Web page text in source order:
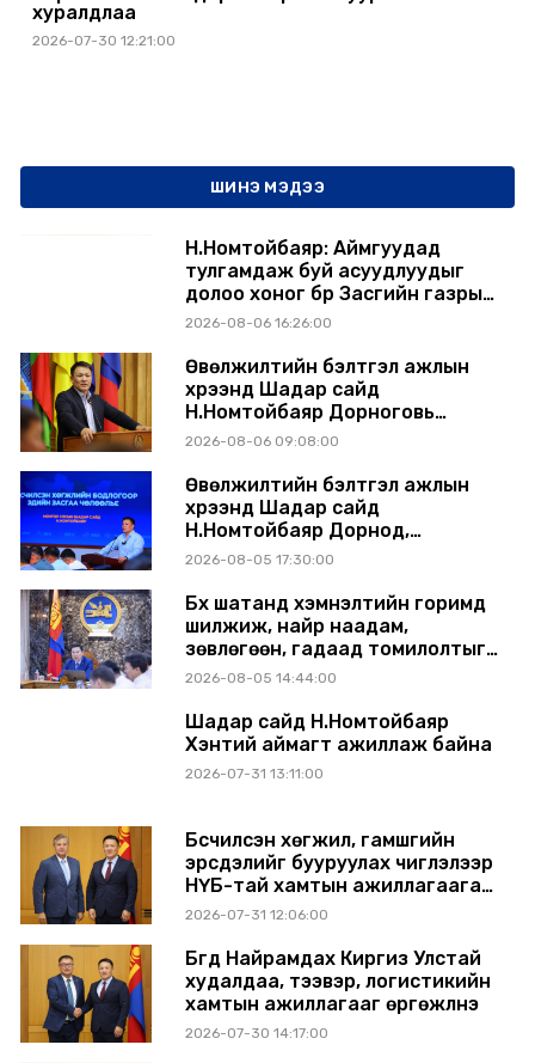
хуралдлаа
2026-07-30 12:21:00
ШИНЭ МЭДЭЭ
Н.Номтойбаяр: Аймгуудад
тулгамдаж буй асуудлуудыг
долоо хоног бүр Засгийн газрын
хуралдаанд танилцуулж,
2026-08-06 16:26:00
Өвөлжилтийн бэлтгэл ажлын
хүрээнд Шадар сайд
Н.Номтойбаяр Дорноговь
аймагт ажиллав
2026-08-06 09:08:00
Өвөлжилтийн бэлтгэл ажлын
хүрээнд Шадар сайд
Н.Номтойбаяр Дорнод,
Сүхбаатар аймагт ажиллав
2026-08-05 17:30:00
Бүх шатанд хэмнэлтийн горимд
шилжиж, найр наадам,
зөвлөгөөн, гадаад томилолтыг
хориглолоо
2026-08-05 14:44:00
Шадар сайд Н.Номтойбаяр
Хэнтий аймагт ажиллаж байна
2026-07-31 13:11:00
Бүсчилсэн хөгжил, гамшгийн
эрсдэлийг бууруулах чиглэлээр
НҮБ-тай хамтын ажиллагаагаа
өргөжүүлэхээр санал солилцлоо
2026-07-31 12:06:00
Бүгд Найрамдах Киргиз Улстай
худалдаа, тээвэр, логистикийн
хамтын ажиллагааг өргөжүүлнэ
2026-07-30 14:17:00